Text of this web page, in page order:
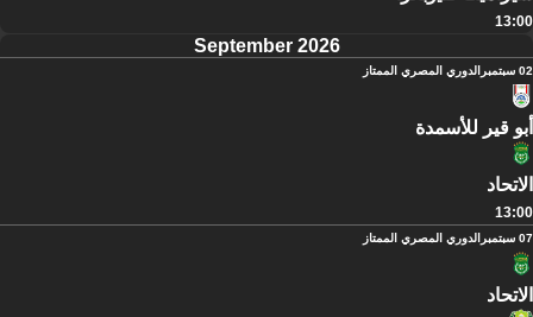
13:00
September 2026
02 سبتمبر الدوري المصري الممتاز
أبو قير للأسمدة
الاتحاد
13:00
07 سبتمبر الدوري المصري الممتاز
الاتحاد